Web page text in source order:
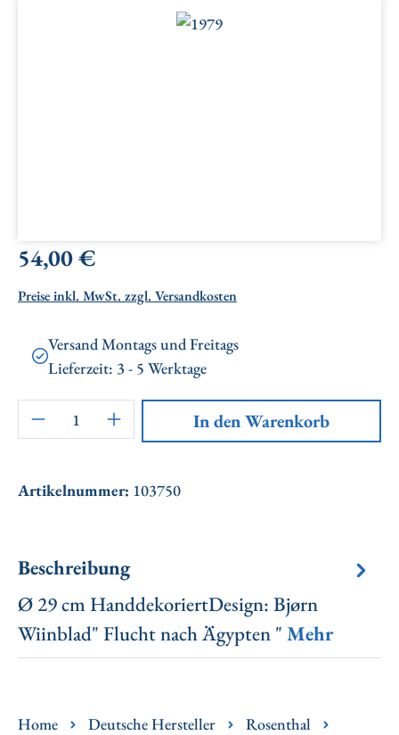
Bildergalerie überspringen
Regulärer Preis:
54,00 €
Preise inkl. MwSt. zzgl. Versandkosten
Versand Montags und Freitags
Lieferzeit: 3 - 5 Werktage
Artikel Anzahl: Gib den gewünschten
In den Warenkorb
Artikelnummer: 103750
Beschreibung
Ø 29 cm HanddekoriertDesign: Bjørn
Wiinblad" Flucht nach Ägypten " Mehr
Home Deutsche Hersteller
Rosenthal